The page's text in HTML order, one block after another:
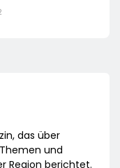
das über
und
Region berichtet.